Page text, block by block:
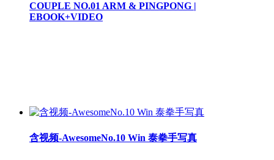
COUPLE NO.01 ARM & PINGPONG |
EBOOK+VIDEO
含视频-AwesomeNo.10 Win 泰拳手写真